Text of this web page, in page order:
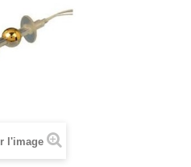
l'image